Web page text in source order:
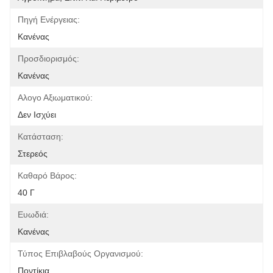
Πηγή Ενέργειας:
Κανένας
Προσδιορισμός:
Κανένας
Αλογο Αξιωματικού:
Δεν Ισχύει
Κατάσταση:
Στερεός
Καθαρό Βάρος:
40 Γ
Ευωδιά:
Κανένας
Τύπος Επιβλαβούς Οργανισμού:
Ποντίκια